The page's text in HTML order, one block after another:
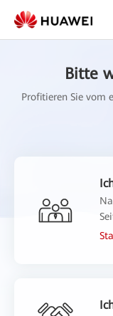
Bitte
Profitieren Sie vom